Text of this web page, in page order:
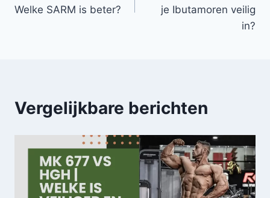
Welke SARM is beter?
je Ibutamoren veilig
in?
Vergelijkbare berichten